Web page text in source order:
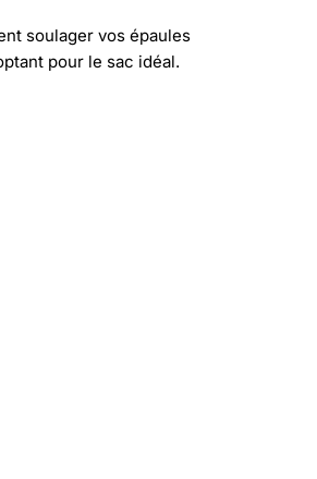
soulager vos épaules
pour le sac idéal.